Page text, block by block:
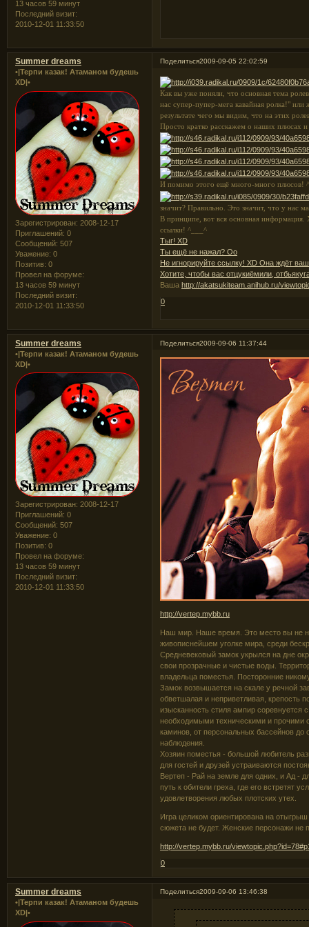
13 часов 59 минут
Последний визит:
2010-12-01 11:33:50
Поделиться2009-09-05 22:02:59
Summer dreams
•|Терпи казак! Атаманом будешь
XD|•
Зарегистрирован: 2008-12-17
Приглашений: 0
Сообщений: 507
Уважение: 0
Позитив: 0
Провел на форуме:
13 часов 59 минут
Последний визит:
2010-12-01 11:33:50
Как вы уже поняли, что основная тема
нас супер-пупер-мега кавайная ролка!"
результате чего мы видим, что на этих
Просто кратко расскажем о наших плюсах
И помимо этого ещё много-много плюсов!
значит? Правильно. Это значит, что у нас
В принципе, вот вся основная
ссылки! ^___^
Тыг! XD
Ты ещё не нажал? Oo
Не игнорируйте ссылку! XD Она ждёт
Хотите, чтобы вас отцукиёмили,
Вашаhttp://akatsukiteam.anihub.ru/
0
Поделиться2009-09-06 11:37:44
Summer dreams
•|Терпи казак! Атаманом будешь
XD|•
Зарегистрирован: 2008-12-17
Приглашений: 0
Сообщений: 507
Уважение: 0
Позитив: 0
Провел на форуме:
13 часов 59 минут
Последний визит:
2010-12-01 11:33:50
http://vertep.mybb.ru
Наш мир. Наше время. Это место вы не
живописнейшем уголке мира, среди
Средневековый замок укрылся на дне
свои прозрачные и чистые воды.
владельца поместья. Посторонние
Замок возвышается на скале у речной
обветшалая и неприветливая, крепость
изысканность стиля ампир
необходимыми техническими и прочими
каминов, от персональных бассейнов до
наблюдения.
Хозяин поместья - большой любитель
для гостей и друзей устраиваются
Вертеп - Рай на земле для одних, и Ад -
путь к обители греха, где его встретят
удовлетворения любых плотских утех.
Игра целиком ориентирована на
сюжета не будет. Женские персонажи не
http://vertep.mybb.ru/
0
Поделиться2009-09-06 13:46:38
Summer dreams
•|Терпи казак! Атаманом будешь
XD|•